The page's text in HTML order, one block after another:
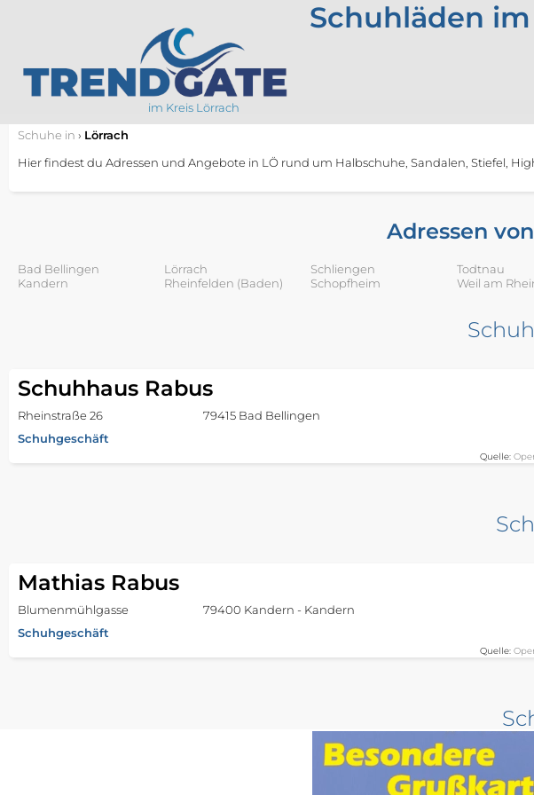
im Kreis Lörrach
Schuhe in › Lörrach
Schuhläden
Hier findest du Adressen und Angebote in LÖ rund um Halbschuhe, Sandalen, Stiefel,
Adressen
Bad Bellingen
Kandern
Lörrach
Rheinfelden (Baden)
Schliengen
Schopfheim
Todtnau
Weil am
Schuhhaus Rabus
Rheinstraße 26
79415 Bad Bellingen
Schuhgeschäft
Quelle:
Mathias Rabus
Blumenmühlgasse
79400 Kandern - Kandern
Schuhgeschäft
Quelle: